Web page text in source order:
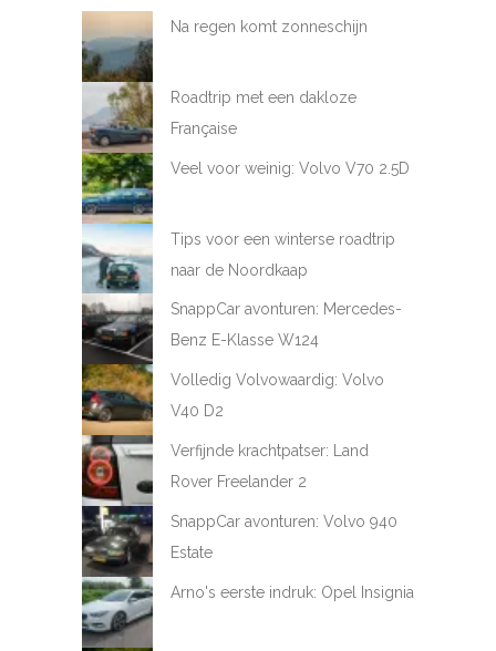
Na regen komt zonneschijn
Roadtrip met een dakloze
Française
Veel voor weinig: Volvo V70 2.5D
Tips voor een winterse roadtrip
naar de Noordkaap
SnappCar avonturen: Mercedes-
Benz E-Klasse W124
Volledig Volvowaardig: Volvo
V40 D2
Verfijnde krachtpatser: Land
Rover Freelander 2
SnappCar avonturen: Volvo 940
Estate
Arno's eerste indruk: Opel Insignia